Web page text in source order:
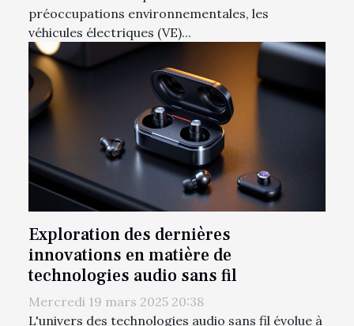
préoccupations environnementales, les
véhicules électriques (VE)...
Exploration des dernières
innovations en matière de
technologies audio sans fil
Mercredi 19 mars 2025 20:38
L'univers des technologies audio sans fil évolue à